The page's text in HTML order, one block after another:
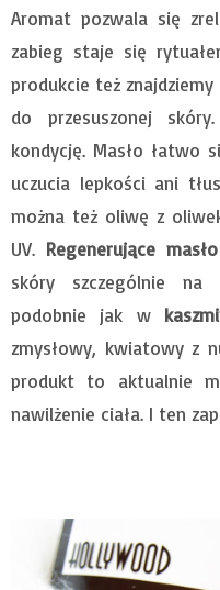
Aromat pozwala się
zabieg staje się
produkcie też
do przesuszonej
kondycję. Masło łatwo
uczucia lepkości ani
można też oliwę z
UV. Regenerujące
skóry szczególnie na
podobnie jak w
zmysłowy, kwiatowy z
produkt to aktualnie
nawilżenie ciała. I ten